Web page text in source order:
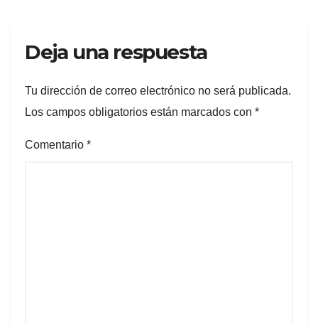
Deja una respuesta
Tu dirección de correo electrónico no será publicada.
Los campos obligatorios están marcados con *
Comentario *